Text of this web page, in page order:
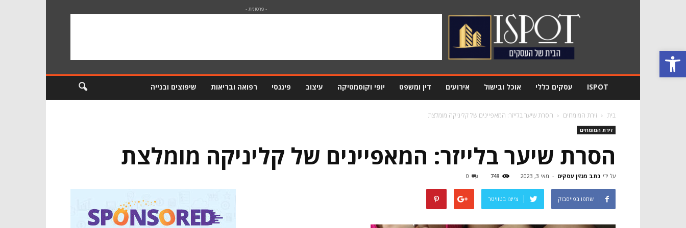
פתח סרגל נגישות
מגזין
Ispot
- פרסומת -
ISPOT עסקים כללי אוכל ובישול אירועים דין ומשפט יופי וקוסמטיקה עיצוב פיננסי רפואה ובריאות שיפוצים ובנייה
בית זירת המומחים הסרת שיער בלייזר: המאפיינים של קליניקה מומלצת
זירת המומחים
הסרת שיער בלייזר: המאפיינים של קליניקה מומלצת
על ידי כתב מגזין עסקים - מאי 3, 2023 748
0
שתפו בפייסבוק צייצו בטוויטר